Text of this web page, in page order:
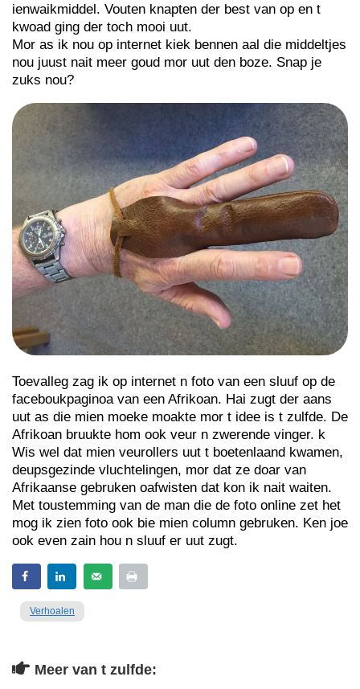
ienwaikmiddel. Vouten knapten der best van op en t
kwoad ging der toch mooi uut.
Mor as ik nou op internet kiek bennen aal die middeltjes
nou juust nait meer goud mor uut den boze. Snap je
zuks nou?
Toevalleg zag ik op internet n foto van een sluuf op de
faceboukpaginoa van een Afrikoan. Hai zugt der aans
uut as die mien moeke moakte mor t idee is t zulfde. De
Afrikoan bruukte hom ook veur n zwerende vinger. k
Wis wel dat mien veurollers uut t boetenlaand kwamen,
deupsgezinde vluchtelingen, mor dat ze doar van
Afrikaanse gebruken oafwisten dat kon ik nait waiten.
Met toustemming van de man die de foto online zet het
mog ik zien foto ook bie mien column gebruken. Ken joe
ook even zain hou n sluuf er uut zugt.
Verhoalen
Meer van t zulfde: